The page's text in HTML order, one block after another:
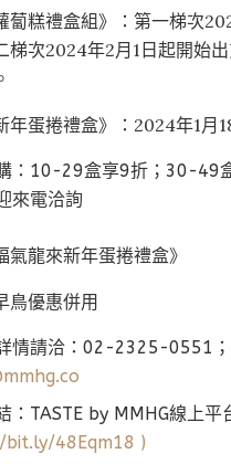
蔔糕禮盒組》：第一梯次
梯次2024年2月1日起開始
年蛋捲禮盒》：2024年1月
：10-29盒享9折；30-49
來電洽詢
龍來新年蛋捲禮盒》
鳥優惠併用
情請洽：02-2325-0551；
：TASTE by MMHG線上平
48Eqm18 )